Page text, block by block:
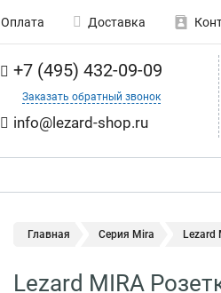
Оплата Доставка
+7 (495) 432-09-09
Заказать обратный звонок
info@lezard-shop.ru
Главная Серия Mira Lezard
Lezard MIRA